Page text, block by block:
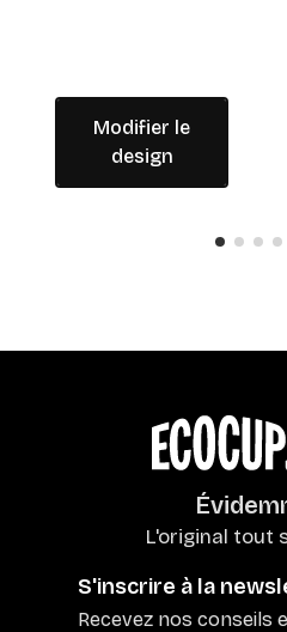
Modifier le
design
L'original tout
S'inscrire à la
Recevez nos conseils